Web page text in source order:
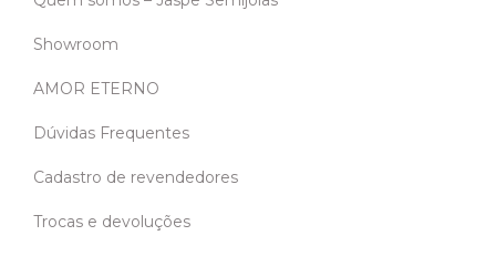
Showroom
AMOR ETERNO
Dúvidas Frequentes
Cadastro de revendedores
Trocas e devoluções